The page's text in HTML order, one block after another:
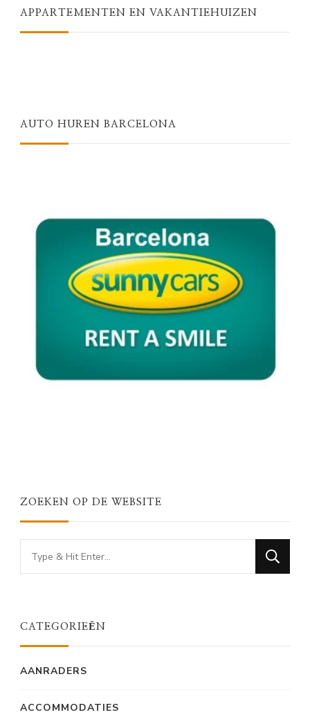
APPARTEMENTEN EN VAKANTIEHUIZEN
AUTO HUREN BARCELONA
ZOEKEN OP DE WEBSITE
Looking
for
CATEGORIEËN
AANRADERS
ACCOMMODATIES